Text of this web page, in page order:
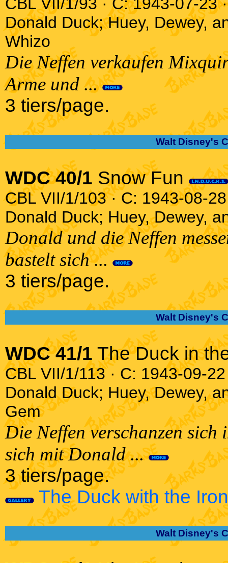
Donald Duck; Huey, Dewey,
Whizo
Die Neffen verkaufen
Arme und ...
3 tiers/page.
Walt Disney's
WDC 40/1 Snow Fun
CBL VII/1/103 · C: 1943-08-
Donald Duck; Huey, Dewey,
Donald und die Neffen
bastelt sich ...
3 tiers/page.
Walt Disney's
WDC 41/1 The Duck in
CBL VII/1/113 · C: 1943-09-
Donald Duck; Huey, Dewey,
Gem
Die Neffen verschanzen
sich mit Donald ...
3 tiers/page.
The Duck with the
Walt Disney's